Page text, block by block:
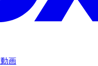
動画